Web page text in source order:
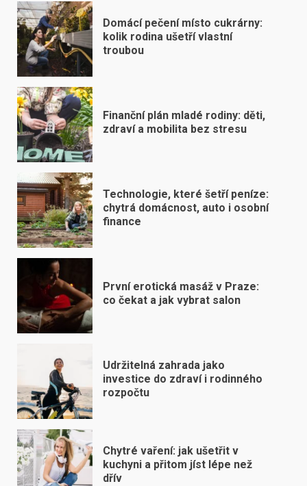
Domácí pečení místo cukrárny:
kolik rodina ušetří vlastní
troubou
Finanční plán mladé rodiny: děti,
zdraví a mobilita bez stresu
Technologie, které šetří peníze:
chytrá domácnost, auto i osobní
finance
První erotická masáž v Praze:
co čekat a jak vybrat salon
Udržitelná zahrada jako
investice do zdraví i rodinného
rozpočtu
Chytré vaření: jak ušetřit v
kuchyni a přitom jíst lépe než
dřív